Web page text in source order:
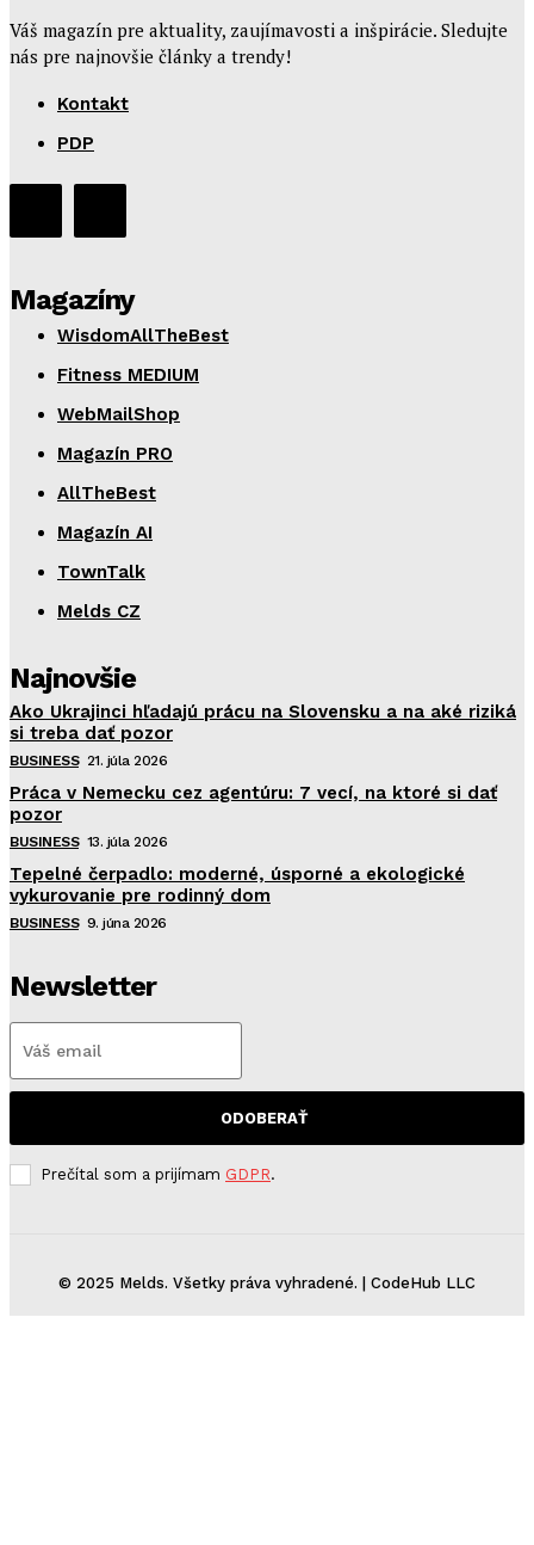
Váš magazín pre aktuality, zaujímavosti a inšpirácie. Sledujte
nás pre najnovšie články a trendy!
Kontakt
PDP
Magazíny
WisdomAllTheBest
Fitness MEDIUM
WebMailShop
Magazín PRO
AllTheBest
Magazín AI
TownTalk
Melds CZ
Najnovšie
Ako Ukrajinci hľadajú prácu na Slovensku a na aké riziká
si treba dať pozor
BUSINESS 21. júla 2026
Práca v Nemecku cez agentúru: 7 vecí, na ktoré si dať
pozor
BUSINESS 13. júla 2026
Tepelné čerpadlo: moderné, úsporné a ekologické
vykurovanie pre rodinný dom
BUSINESS 9. júna 2026
Newsletter
ODOBERAŤ
Prečítal som a prijímam GDPR.
© 2025 Melds. Všetky práva vyhradené. | CodeHub LLC